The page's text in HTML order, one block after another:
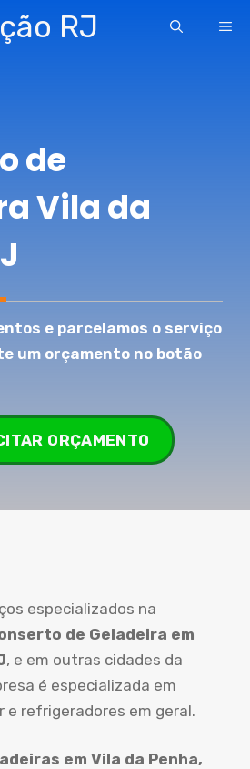
RJ
de
Vila da
e parcelamos o serviço
um orçamento no botão
ORÇAMENTO
especializados na
de Geladeira em
, e em outras cidades da
é especializada em
e refrigeradores em geral.
em Vila da Penha,